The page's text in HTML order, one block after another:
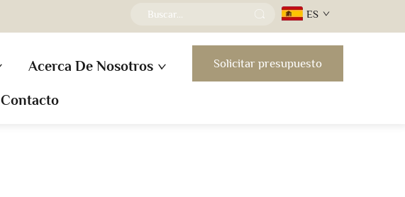
ES
Acerca De Nosotros
Contacto
Solicitar presupuesto